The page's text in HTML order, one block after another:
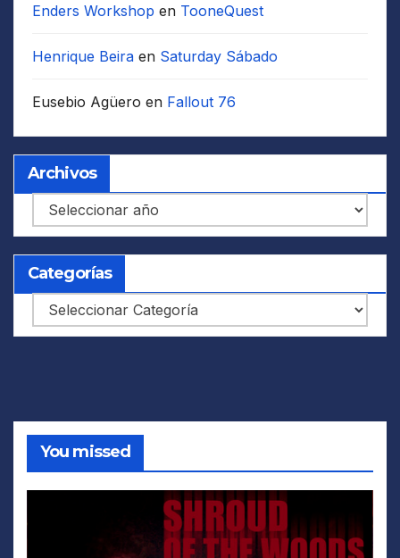
Enders Workshop en TooneQuest
Henrique Beira en Saturday Sábado
Eusebio Agüero en Fallout 76
Archivos
Archivos
Categorías
Categorías
You missed